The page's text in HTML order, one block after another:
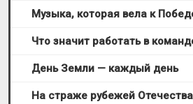
Музыка, которая вела к
Что значит работать в
День Земли — каждый день
На страже рубежей